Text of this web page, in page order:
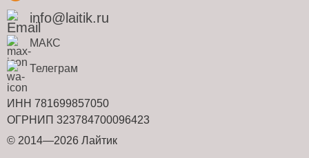
info@laitik.ru
МАКС
Телеграм
ИНН 781699857050
ОГРНИП 323784700096423
© 2014—2026 Лайтик